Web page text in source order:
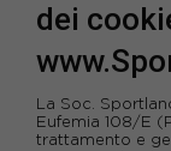
dei
La Soc.
Eufemia 108/E
trattamento e